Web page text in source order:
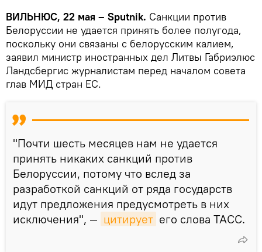
ВИЛЬНЮС, 22 мая – Sputnik. Санкции против
Белоруссии не удается принять более полугода,
поскольку они связаны с белорусским калием,
заявил министр иностранных дел Литвы Габриэлюс
Ландсбергис журналистам перед началом совета
глав МИД стран ЕС.
"Почти шесть месяцев нам не удается
принять никаких санкций против
Белоруссии, потому что вслед за
разработкой санкций от ряда государств
идут предложения предусмотреть в них
исключения", — цитирует его слова ТАСС.